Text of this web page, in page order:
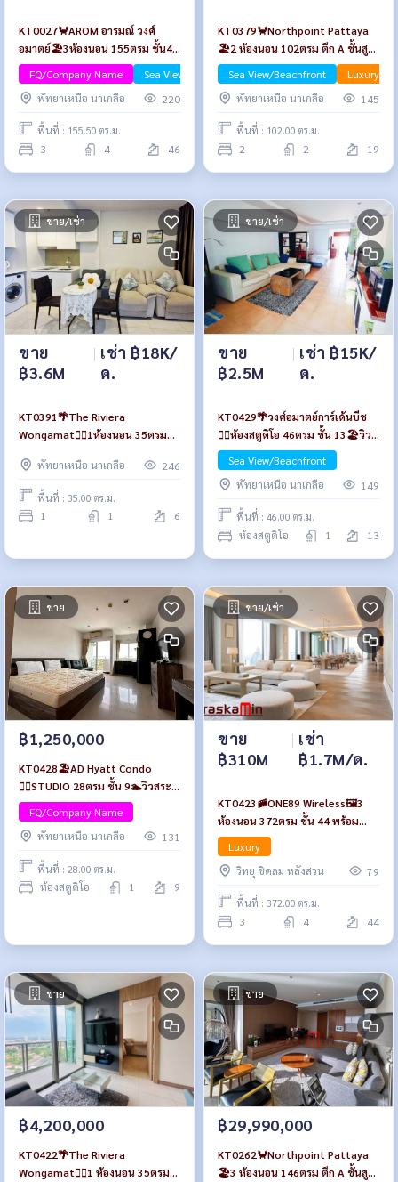
KT0027🦀AROM อารมณ์ วงศ์
อมาตย์🏖️3ห้องนอน 155ตรม ชั้น46
พร้อมเฟอร์นิเจอร์
FQ/Company Name Sea View/Beachfront
Luxury
พัทยาเหนือ นาเกลือ
220
พื้นที่ : 155.50 ตร.ม.
3 4 46
KT0379🦀Northpoint Pattaya
🏖️2 ห้องนอน 102ตรม ตึก A ชั้นสูง
🌊วิวทะเล พร้อมเฟอร์นิเจอร์
Sea View/Beachfront
Luxury
พัทยาเหนือ นาเกลือ
145
พื้นที่ : 102.00 ตร.ม.
2 2 19
ขาย/เช่า
ขาย
฿3.6M
| เช่า ฿18K/
ด.
KT0391🌴The Riviera
Wongamat🏄‍♂️1ห้องนอน 35ตรม
พร้อมเฟอร์นิเจอร์
พัทยาเหนือ นาเกลือ 246
พื้นที่ : 35.00 ตร.ม.
1 1 6
ขาย/เช่า
ขาย
฿2.5M
| เช่า ฿15K/
ด.
KT0429🌴วงศ์อมาตย์การ์เด้นบีช
🏄‍♂️ห้องสตูดิโอ 46ตรม ชั้น 13🏖️วิว
ทะเล พร้อมเฟอร์นิเจอร์
Sea View/Beachfront
พัทยาเหนือ นาเกลือ
149
พื้นที่ : 46.00 ตร.ม.
ห้องสตูดิโอ 1 13
ขาย
฿1,250,000
KT0428🏖️AD Hyatt Condo
🏄‍♂️STUDIO 28ตรม ชั้น 9🏊วิวสระ
และสวน พร้อมเฟอร์นิเจอร์
FQ/Company Name
พัทยาเหนือ นาเกลือ
131
พื้นที่ : 28.00 ตร.ม.
ห้องสตูดิโอ 1 9
ขาย/เช่า
ขาย
฿310M
| เช่า
฿1.7M/ด.
KT0423🚞ONE89 Wireless🖼️3
ห้องนอน 372ตรม ชั้น 44 พร้อม
เฟอร์นิเจอร์
Luxury
วิทยุ ชิดลม หลังสวน
79
พื้นที่ : 372.00 ตร.ม.
3 4 44
ขาย
฿4,200,000
KT0422🌴The Riviera
Wongamat🏄‍♂️1 ห้องนอน 35ตรม
ขาย
฿29,990,000
KT0262🦀Northpoint Pattaya
🏖️3 ห้องนอน 146ตรม ตึก A ชั้นสูง